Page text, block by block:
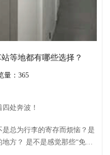
等地都有哪些选择？
量：365
处奔波！
总为行李的寄存而烦恼？是
那些“免